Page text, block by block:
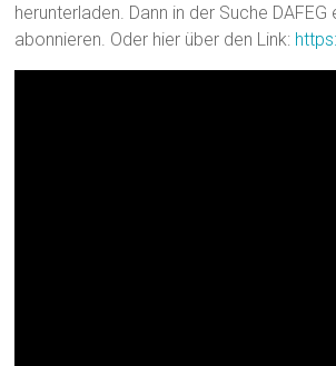
herunterladen. Dann in der Suche DAFEG
abonnieren. Oder hier über den Link: